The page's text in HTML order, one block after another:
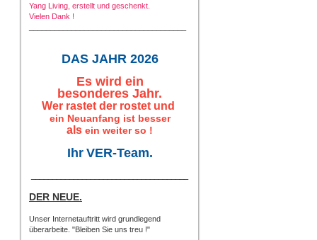
Yang Living, erstellt und geschenkt.
Vielen Dank !
DAS JAHR 2026
Es wird ein
besonderes Jahr.
Wer rastet der rostet und
ein Neuanfang ist besser
als ein weiter so !
Ihr VER-Team.
DER NEUE.
Unser Internetauftritt wird grundlegend
überarbeite. "Bleiben Sie uns treu !"